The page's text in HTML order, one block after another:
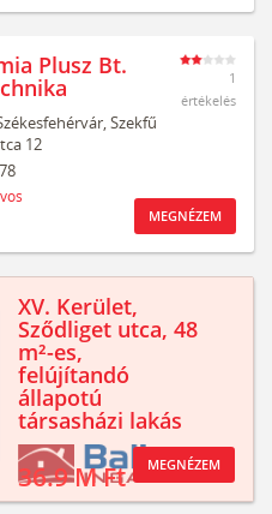
Plusz Bt.
Szekfű
12
1
értékelés
MEGNÉZEM
XV. Kerület,
Sződliget utca, 48
m²-es,
felújítandó
állapotú
társasházi lakás
36.9 M Ft MEGNÉZEM